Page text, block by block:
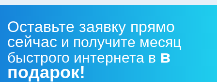
Оставьте заявку прямо
сейчас и получите месяц
быстрого интернета в в
подарок!